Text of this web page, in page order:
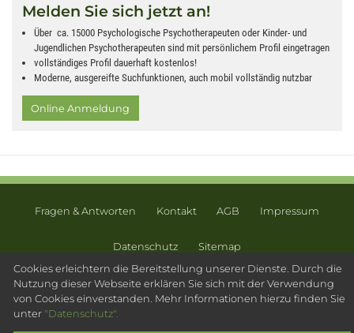
Melden Sie sich jetzt an!
Über ca. 15000 Psychologische Psychotherapeuten oder Kinder- und
Jugendlichen Psychotherapeuten sind mit persönlichem Profil eingetragen
vollständiges Profil dauerhaft kostenlos!
Moderne, ausgereifte Suchfunktionen, auch mobil vollständig nutzbar
Online Anmeldung
Fragen & Antworten Kontakt AGB Impressum
Datenschutz Sitemap
© 2003 - 2026 Psychotherapeutensuche.de - PsyOS GmbH
Cookies erleichtern die Bereitstellung unserer Dienste. Durch die
Nutzung dieser Webseite erklären Sie sich mit der Verwendung
von Cookies einverstanden. Mehr Informationen hierzu finden Sie
unter "Datenschutz".